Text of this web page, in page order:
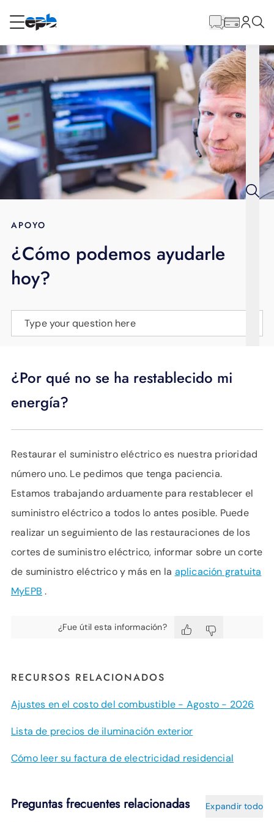
RESIDENCIAL
Internet
Energía
Televisión
BLOG
APOYO
principal
APOYO
¿Cómo podemos ayudarle
hoy?
Type your question here
¿Por qué no se ha restablecido mi
energía?
Restaurar el suministro eléctrico es nuestra prioridad
número uno. Le pedimos que tenga paciencia.
Estamos trabajando arduamente para restablecer el
suministro eléctrico a todos lo antes posible. Puede
realizar un seguimiento de las restauraciones de los
cortes de suministro eléctrico, informar sobre un corte
de suministro eléctrico y más en la aplicación gratuita
MyEPB .
¿Fue útil esta información?
RECURSOS RELACIONADOS
Ajustes en el costo del combustible - Agosto - 2026
Lista de precios de iluminación exterior
Cómo leer su factura de electricidad residencial
Preguntas frecuentes relacionadas Expandir todo